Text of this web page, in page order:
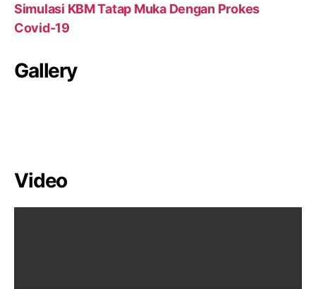
Simulasi KBM Tatap Muka Dengan Prokes
Covid-19
Gallery
Video